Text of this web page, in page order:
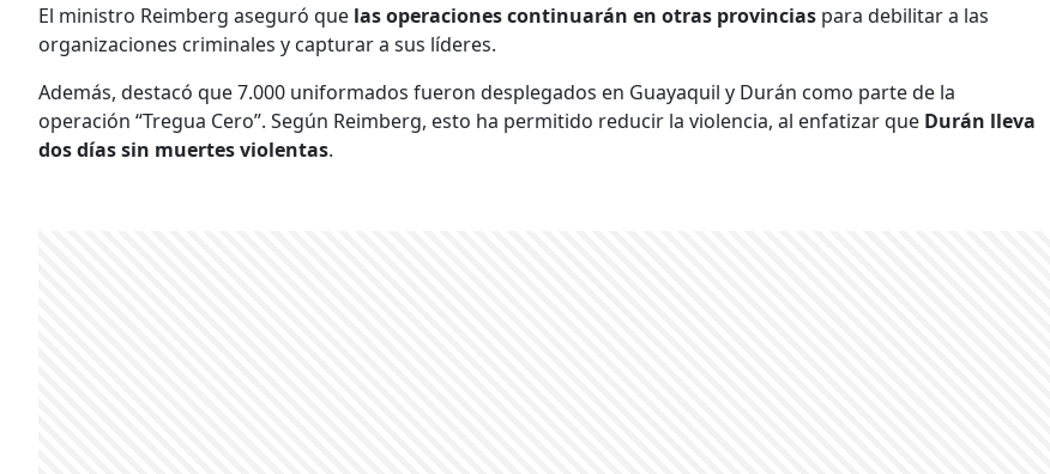
El ministro Reimberg aseguró que las operaciones continuarán en otras provincias para debilitar a las
organizaciones criminales y capturar a sus líderes.
Además, destacó que 7.000 uniformados fueron desplegados en Guayaquil y Durán como parte de la
operación “Tregua Cero”. Según Reimberg, esto ha permitido reducir la violencia, al enfatizar que Durán lleva
dos días sin muertes violentas.